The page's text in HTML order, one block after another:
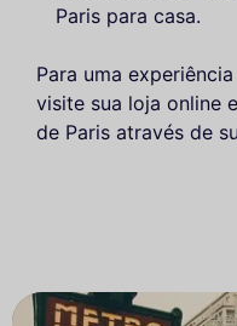
Paris para casa.
Para uma
visite sua loja online
de Paris através de